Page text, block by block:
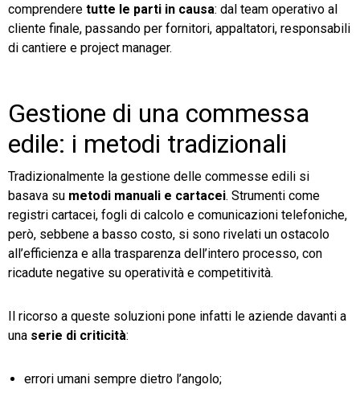
comprendere tutte le parti in causa: dal team operativo al
cliente finale, passando per fornitori, appaltatori, responsabili
di cantiere e project manager.
Gestione di una commessa
edile: i metodi tradizionali
Tradizionalmente la gestione delle commesse edili si
basava su metodi manuali e cartacei. Strumenti come
registri cartacei, fogli di calcolo e comunicazioni telefoniche,
però, sebbene a basso costo, si sono rivelati un ostacolo
all’efficienza e alla trasparenza dell’intero processo, con
ricadute negative su operatività e competitività.
Il ricorso a queste soluzioni pone infatti le aziende davanti a
una serie di criticità:
errori umani sempre dietro l’angolo;